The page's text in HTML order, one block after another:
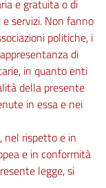
e gratuita o di
servizi. Non fanno
politiche, i
di
in quanto enti
della presente
in essa e nei
nel rispetto e in
e in conformità
legge, si